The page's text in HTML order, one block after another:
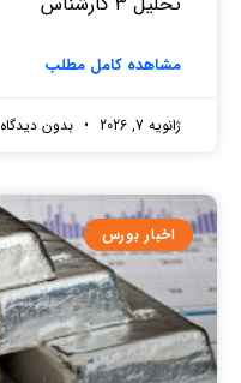
مشاهده کامل مطلب
ژانویه 7, 2026 بدون دیدگاه
اخبار بورس